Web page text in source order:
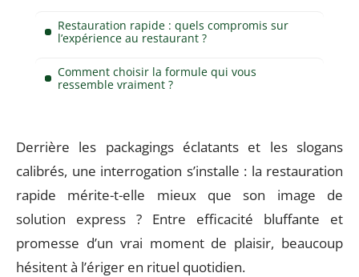
Restauration rapide : quels compromis sur
l’expérience au restaurant ?
Comment choisir la formule qui vous
ressemble vraiment ?
Derrière les packagings éclatants et les slogans
calibrés, une interrogation s’installe : la restauration
rapide mérite-t-elle mieux que son image de
solution express ? Entre efficacité bluffante et
promesse d’un vrai moment de plaisir, beaucoup
hésitent à l’ériger en rituel quotidien.